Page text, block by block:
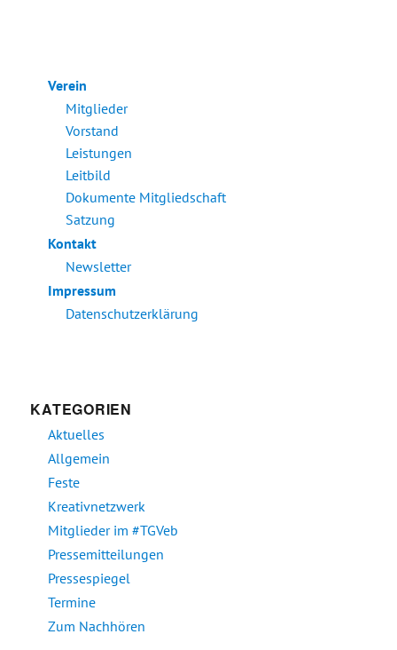
Verein
Mitglieder
Vorstand
Leistungen
Leitbild
Dokumente Mitgliedschaft
Satzung
Kontakt
Newsletter
Impressum
Datenschutzerklärung
KATEGORIEN
Aktuelles
Allgemein
Feste
Kreativnetzwerk
Mitglieder im #TGVeb
Pressemitteilungen
Pressespiegel
Termine
Zum Nachhören